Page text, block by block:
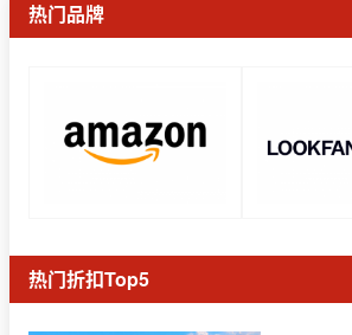
热门品牌
热门折扣Top5